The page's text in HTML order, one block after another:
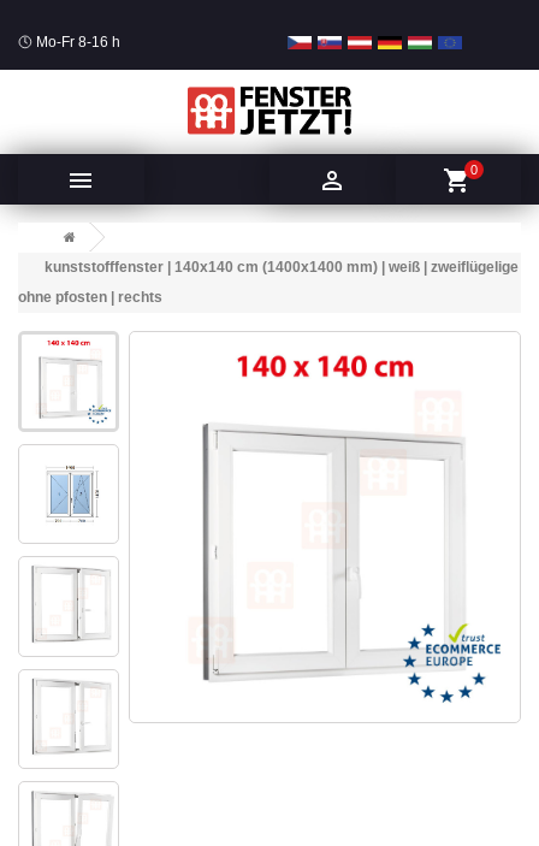
Mo-Fr 8-16 h
  shopping_cart0
kunststofffenster | 140x140 cm (1400x1400 mm) | weiß | zweiflügelige
ohne pfosten | rechts